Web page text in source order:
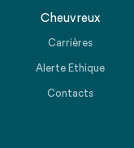
Cheuvreux
Carrières
Alerte Ethique
Contacts